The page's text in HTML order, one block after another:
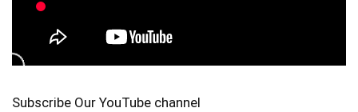
Subscribe Our YouTube channel